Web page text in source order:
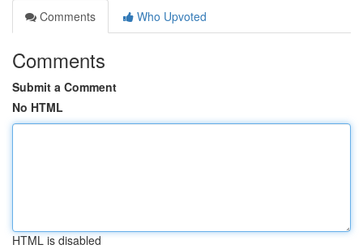
Comments
Who Upvoted
Comments
Submit a Comment
No HTML
HTML is disabled